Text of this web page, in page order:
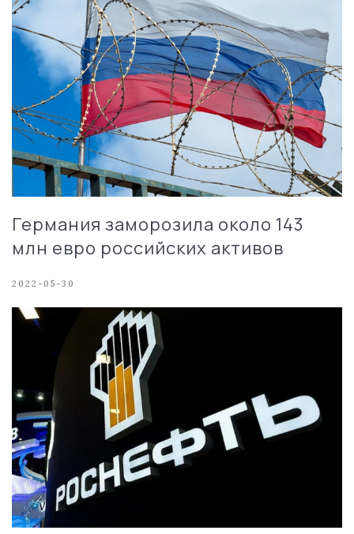
Германия заморозила около 143
млн евро российских активов
2022-05-30